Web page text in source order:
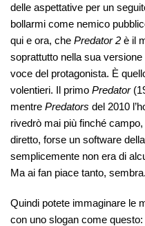
delle aspettative per un
bollarmi come nemico
qui e ora, che Predator 2 è il
soprattutto nella sua
voce del protagonista. È
volentieri. Il primo Predator
mentre Predators del 2010
rivedrò mai più finché
diretto, forse un software
semplicemente non era di
Ma ai fan piace tanto, sembra.
Quindi potete immaginare le
con uno slogan come questo: